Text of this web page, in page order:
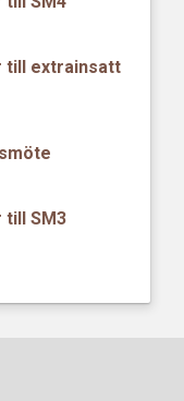
till extrainsatt
till SM3